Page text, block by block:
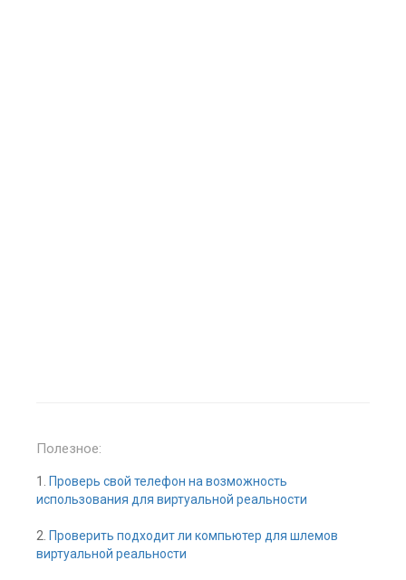
Полезное:
1.
Проверь свой телефон на возможность
использования для виртуальной реальности
2. Проверить подходит ли компьютер для шлемов
виртуальной реальности